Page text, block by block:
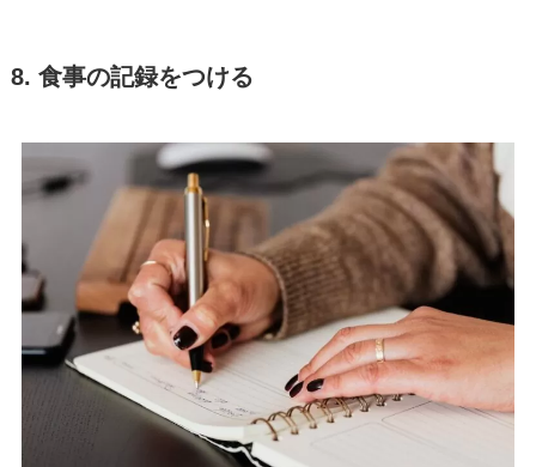
8. 食事の記録をつける